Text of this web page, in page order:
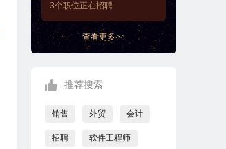
3个职位正在招聘
查看更多>>
推荐搜索
销售 外贸 会计
招聘 软件工程师